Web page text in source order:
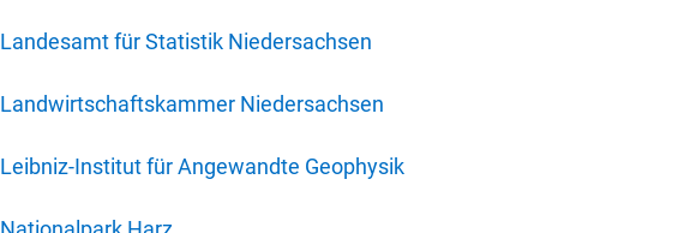
Landesamt für Statistik Niedersachsen
Landwirtschaftskammer Niedersachsen
Leibniz-Institut für Angewandte Geophysik